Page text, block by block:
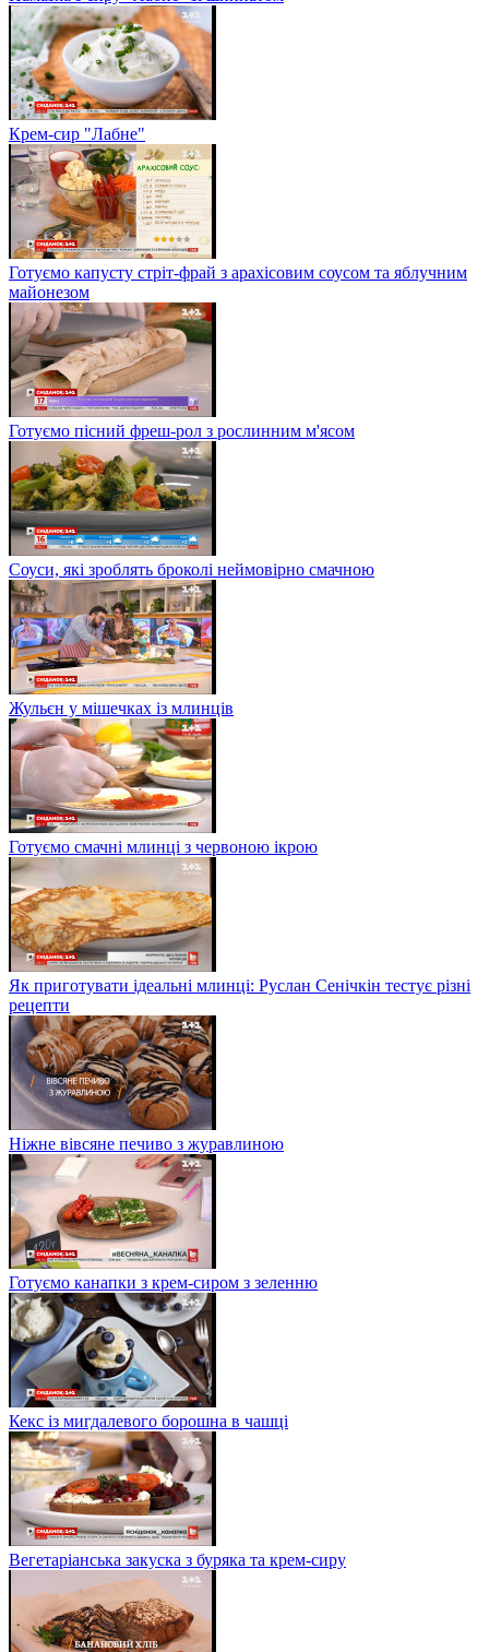
Крем-сир "Лабне"
Готуємо капусту стріт-фрай з арахісовим соусом та яблучним
майонезом
Готуємо пісний фреш-рол з рослинним м'ясом
Соуси, які зроблять броколі неймовірно смачною
Жульєн у мішечках із млинців
Готуємо смачні млинці з червоною ікрою
Як приготувати ідеальні млинці: Руслан Сенічкін тестує різні
рецепти
Ніжне вівсяне печиво з журавлиною
Готуємо канапки з крем-сиром з зеленню
Кекс із мигдалевого борошна в чашці
Вегетаріанська закуска з буряка та крем-сиру